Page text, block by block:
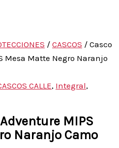
/ CASCOS / Casco
Mesa Matte Negro Naranjo
CALLE, Integral,
MIPS
Naranjo Camo